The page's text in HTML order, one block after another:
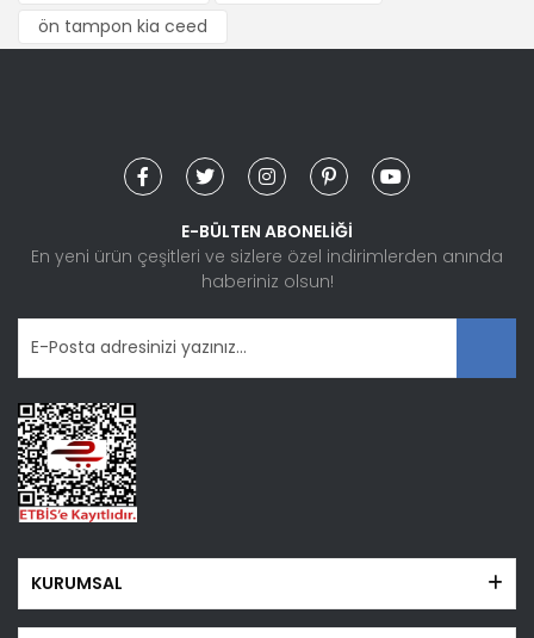
Ürün resmi kalitesiz, bozuk veya görüntülenemiyor.
Bu ürüne benzer farklı alternatifler olmalı.
ön tampon kia ceed
E-BÜLTEN ABONELİĞİ
En yeni ürün çeşitleri ve sizlere özel indirimlerden anında
haberiniz olsun!
KURUMSAL